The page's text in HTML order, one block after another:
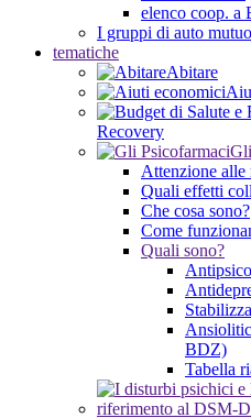
elenco coop. a
I gruppi di auto
tematiche
Abitare
Recovery
Attenzione alle
Quali effetti
Che cosa sono?
Come
Quali sono?
BDZ)
Tabella